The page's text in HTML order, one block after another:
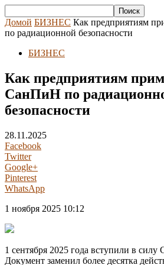
Домой БИЗНЕС Как предприятиям
по радиационной безопасности
БИЗНЕС
Как предприятиям
СанПиН по
безопасности
28.11.2025
Facebook
Twitter
Google+
Pinterest
WhatsApp
1 ноября 2025 10:12
1 сентября 2025 года вступили в
Документ заменил более десятка